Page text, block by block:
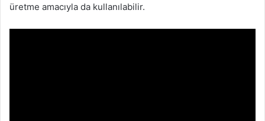
üretme amacıyla da kullanılabilir.